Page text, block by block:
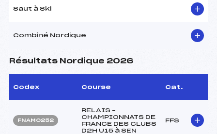
Saut à Ski
Combiné Nordique
Résultats Nordique 2026
Codex Course Cat.
FNAM0252
RELAIS –
CHAMPIONNATS DE
FRANCE DES CLUBS
D2H U15 à SEN
FFS